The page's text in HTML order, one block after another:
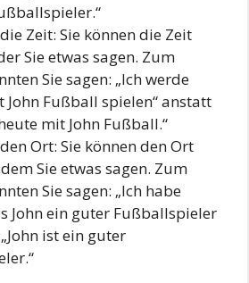
Zeit: Sie können die Zeit
Sie etwas sagen. Zum
Sie sagen: „Ich werde
John Fußball spielen“ anstatt
mit John Fußball.“
Ort: Sie können den Ort
Sie etwas sagen. Zum
Sie sagen: „Ich habe
John ein guter Fußballspieler
ist ein guter